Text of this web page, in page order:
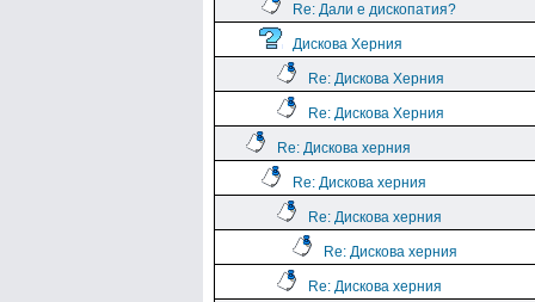
Re: Дали е дископатия?
Дискова Херния
Re: Дискова Херния
Re: Дискова Херния
Re: Дискова херния
Re: Дискова херния
Re: Дискова херния
Re: Дискова херния
Re: Дискова херния